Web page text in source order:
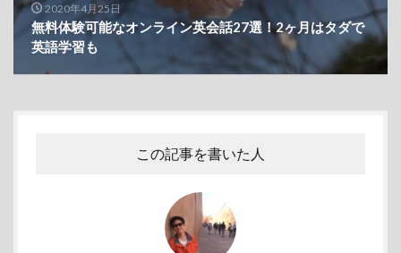
2020年4月25日
無料体験可能なオンライン英会話27選！2ヶ月はタダで
英語学習も
この記事を書いた人